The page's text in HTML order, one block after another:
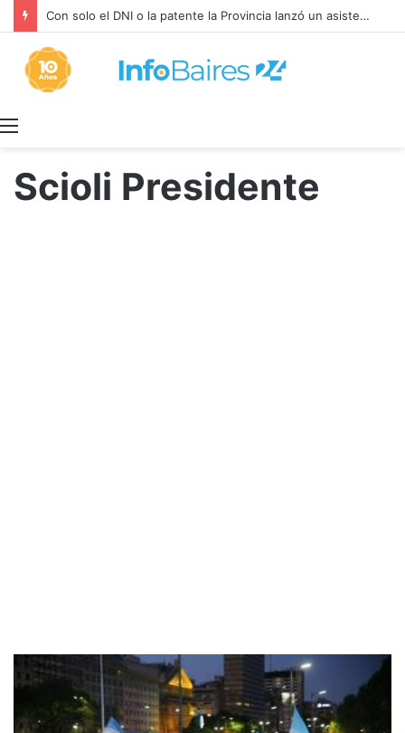
Con solo el DNI o la patente la Provincia lanzó un asistente virtual para consultar infracciones en segundos
Scioli Presidente